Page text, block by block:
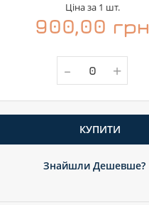
Ціна за 1 шт.
900,00 грн
- +
КУПИТИ
Знайшли Дешевше?